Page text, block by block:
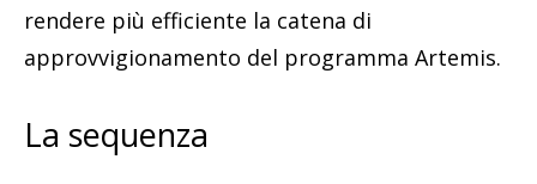
rendere più efficiente la catena di
approvvigionamento del programma Artemis.
La sequenza